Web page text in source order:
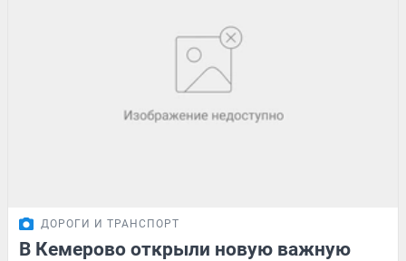
ДОРОГИ И ТРАНСПОРТ
В Кемерово открыли новую важную